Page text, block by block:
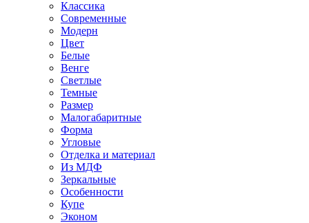
Классика
Современные
Модерн
Цвет
Белые
Венге
Светлые
Темные
Размер
Малогабаритные
Форма
Угловые
Отделка и материал
Из МДФ
Зеркальные
Особенности
Купе
Эконом